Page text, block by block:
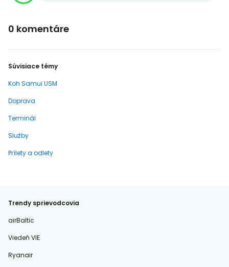
0 komentáre
Súvisiace témy
Koh Samui USM
Doprava
Terminál
Služby
Prílety a odlety
Trendy sprievodcovia
airBaltic
Viedeň VIE
Ryanair